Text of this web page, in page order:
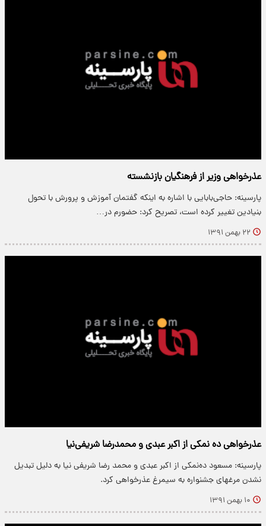
عذرخواهی وزیر از فرهنگیان بازنشسته
پارسینه: حاجی‌بابایی با اشاره به اینکه گفتمان آموزش و پرورش با تحول
بنیادین تغییر کرده است، تصریح کرد: حضورم در…
۲۲ بهمن ۱۳۹۱
عذرخواهی ده نمکی از اکبر عبدی و محمدرضا شریفی‌نیا
پارسینه: مسعود ده‌نمکی از اکبر عبدی و محمد رضا شریفی نیا به دلیل تبدیل
نشدن مرغهای جشنواره به سیمرغ عذر‌خواهی کرد.
۱۰ بهمن ۱۳۹۱